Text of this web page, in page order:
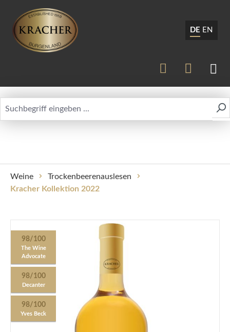
DE EN
Weine
Trockenbeerenauslesen
Kracher Kollektion 2022
Bildergalerie überspringen
98/100
The Wine
Advocate
98/100
Decanter
98/100
Yves Beck